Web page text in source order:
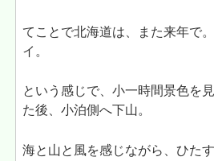
てことで北海道は、また来年で
イ。
という感じで、小一時間景色を
た後、小泊側へ下山。
海と山と風を感じながら、ひた